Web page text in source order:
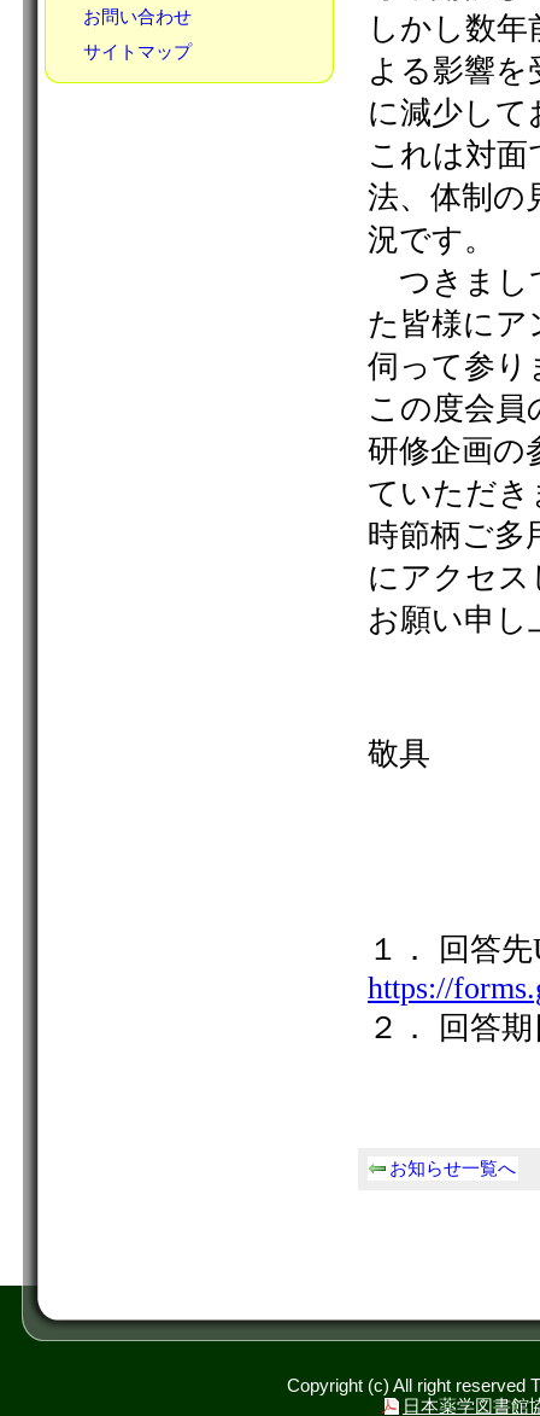
お問い合わせ
サイトマップ
お知らせ一覧へ
Copyright (c) All right reserved
日本薬学図書館